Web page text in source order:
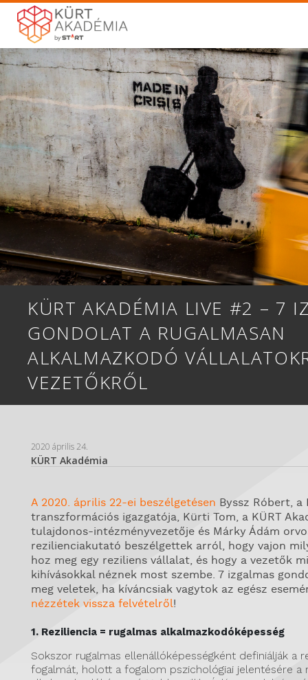
KÜRT AKADÉMIA LIVE #2 – 7
GONDOLAT A RUGALMASAN
ALKALMAZKODÓ
VEZETŐKRŐL
2020 április 24.
KÜRT Akadémia
A 2020. április 22-ei beszélgetésen Byssz Róbert,
transzformációs igazgatója, Kürti Tom, a KÜRT
tulajdonos-intézményvezetője és Márky Ádám
rezilienciakutató beszélgettek arról, hogy vajon
hoz meg egy reziliens vállalat, és hogy a vezetők
kihívásokkal néznek most szembe. 7 izgalmas
meg veletek, ha kíváncsiak vagytok az egész
nézzétek vissza felvételről!
1. Reziliencia = rugalmas alkalmazkodóképesség
Sokszor rugalmas ellenállóképességként definiálják a
fogalmát, holott a fogalom pszichológiai jelentésére a